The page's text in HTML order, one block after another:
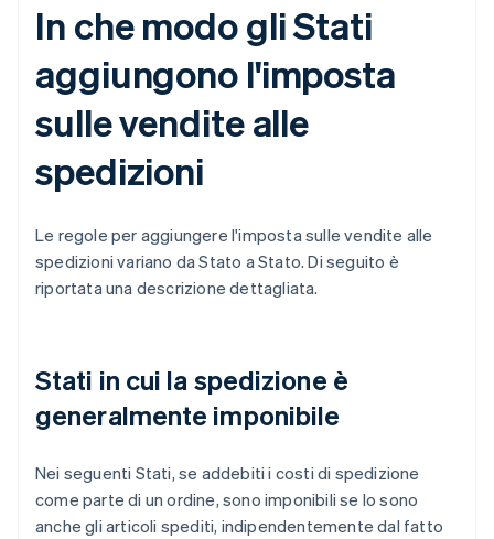
In che modo gli Stati
aggiungono l'imposta
sulle vendite alle
spedizioni
Le regole per aggiungere l'imposta sulle vendite alle
spedizioni variano da Stato a Stato. Di seguito è
riportata una descrizione dettagliata.
Stati in cui la spedizione è
generalmente imponibile
Nei seguenti Stati, se addebiti i costi di spedizione
come parte di un ordine, sono imponibili se lo sono
anche gli articoli spediti, indipendentemente dal fatto